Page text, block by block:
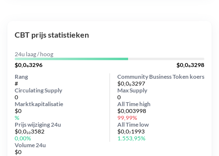
CBT prijs statistieken
24u laag / hoog
$0,0₆3296
$0,0₆3298
Community Business Token koers
$0,0₆3297
Circulating Supply
0
Prijs wijziging 24u
$0,0₁₀3582
0,00%
Max Supply
0
Marktkapitalisatie
$0
%
Volume 24u
$0
Rang
#
All Timehigh
$0,003998
99,99%
All Time low
$0,0₇1993
1.553,95%